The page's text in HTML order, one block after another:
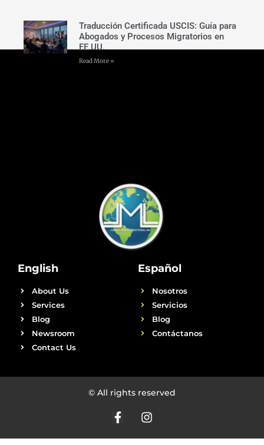
Traducción Certificada USCIS: Guía para
Abogados y Procesos Migratorios en
EE.UU.
Read More »
English
About Us
Services
Blog
Newsroom
Contact Us
Español
Nosotros
Servicios
Blog
Contáctanos
© All rights reserved